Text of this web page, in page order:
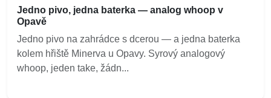
Jedno pivo, jedna baterka — analog whoop v
Opavě
Jedno pivo na zahrádce s dcerou — a jedna baterka
kolem hřiště Minerva u Opavy. Syrový analogový
whoop, jeden take, žádn...